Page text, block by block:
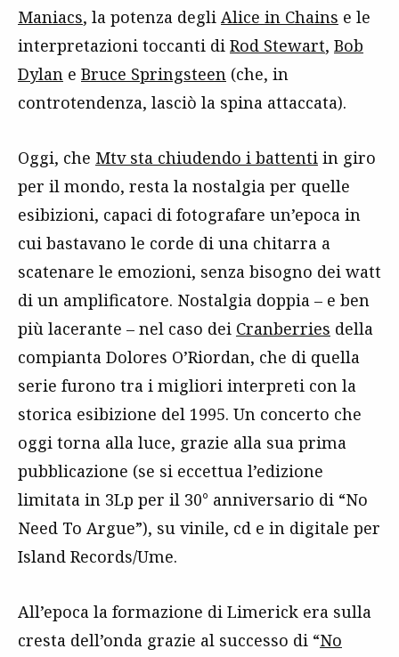
Maniacs, la potenza degli Alice in Chains e le
interpretazioni toccanti di Rod Stewart, Bob
Dylan e Bruce Springsteen (che, in
controtendenza, lasciò la spina attaccata).
Oggi, che Mtv sta chiudendo i battenti in giro
per il mondo, resta la nostalgia per quelle
esibizioni, capaci di fotografare un’epoca in
cui bastavano le corde di una chitarra a
scatenare le emozioni, senza bisogno dei watt
di un amplificatore. Nostalgia doppia – e ben
più lacerante – nel caso dei Cranberries della
compianta Dolores O’Riordan, che di quella
serie furono tra i migliori interpreti con la
storica esibizione del 1995. Un concerto che
oggi torna alla luce, grazie alla sua prima
pubblicazione (se si eccettua l’edizione
limitata in 3Lp per il 30° anniversario di “No
Need To Argue”), su vinile, cd e in digitale per
Island Records/Ume.
All’epoca la formazione di Limerick era sulla
cresta dell’onda grazie al successo di “No